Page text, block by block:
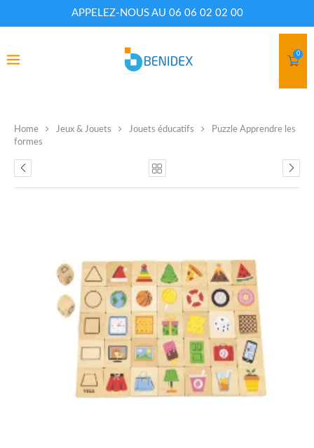
APPELEZ-NOUS AU 06 06 02 02 00
0
Home Jeux & Jouets Jouets éducatifs
Puzzle Apprendre les
formes